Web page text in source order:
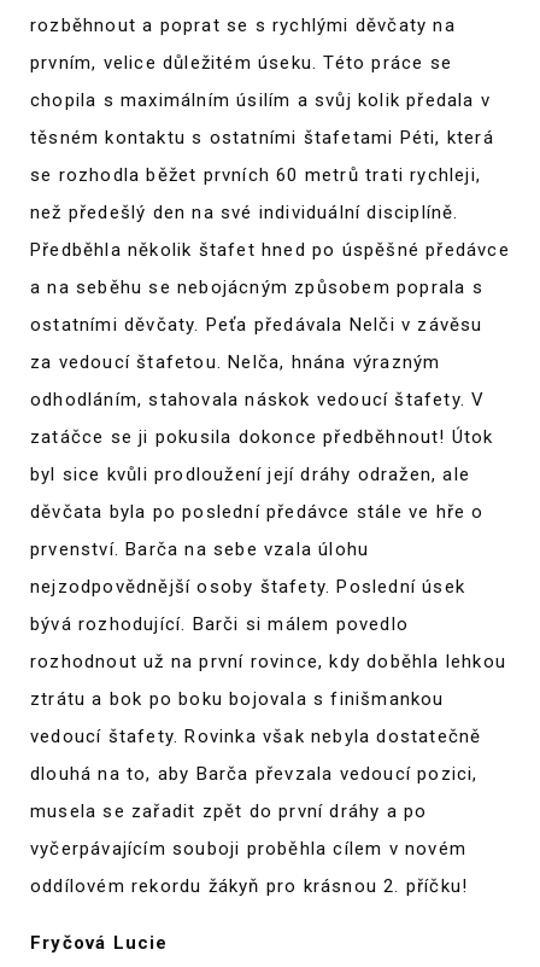
rozběhnout a poprat se s rychlými děvčaty na
prvním, velice důležitém úseku. Této práce se
chopila s maximálním úsilím a svůj kolik předala v
těsném kontaktu s ostatními štafetami Péti, která
se rozhodla běžet prvních 60 metrů trati rychleji,
než předešlý den na své individuální disciplíně.
Předběhla několik štafet hned po úspěšné předávce
a na seběhu se nebojácným způsobem poprala s
ostatními děvčaty. Peťa předávala Nelči v závěsu
za vedoucí štafetou. Nelča, hnána výrazným
odhodláním, stahovala náskok vedoucí štafety. V
zatáčce se ji pokusila dokonce předběhnout! Útok
byl sice kvůli prodloužení její dráhy odražen, ale
děvčata byla po poslední předávce stále ve hře o
prvenství. Barča na sebe vzala úlohu
nejzodpovědnější osoby štafety. Poslední úsek
bývá rozhodující. Barči si málem povedlo
rozhodnout už na první rovince, kdy doběhla lehkou
ztrátu a bok po boku bojovala s finišmankou
vedoucí štafety. Rovinka však nebyla dostatečně
dlouhá na to, aby Barča převzala vedoucí pozici,
musela se zařadit zpět do první dráhy a po
vyčerpávajícím souboji proběhla cílem v novém
oddílovém rekordu žákyň pro krásnou 2. příčku!
Fryčová Lucie